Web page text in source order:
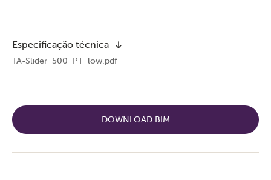
Especificação técnica
TA-Slider_500_PT_low.pdf
DOWNLOAD BIM